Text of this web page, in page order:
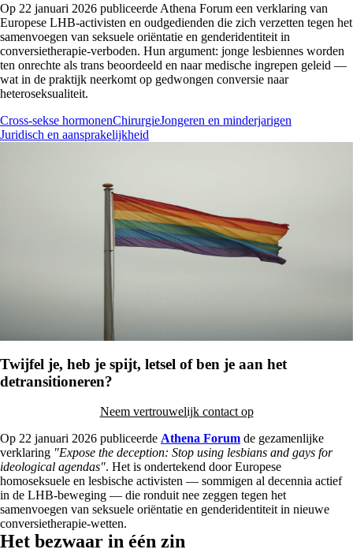
Op 22 januari 2026 publiceerde Athena Forum een verklaring van
Europese LHB-activisten en oudgedienden die zich verzetten tegen het
samenvoegen van seksuele oriëntatie en genderidentiteit in
conversietherapie-verboden. Hun argument: jonge lesbiennes worden
ten onrechte als trans beoordeeld en naar medische ingrepen geleid —
wat in de praktijk neerkomt op gedwongen conversie naar
heteroseksualiteit.
Cross-sekse hormonenChirurgieJongeren en minderjarigen
Juridisch en aansprakelijkheid
Twijfel je, heb je spijt, letsel of ben je aan het
detransitioneren?
Neem vertrouwelijk contact op
Op 22 januari 2026 publiceerde Athena Forum de gezamenlijke
verklaring "Expose the deception: Stop using lesbians and gays for
ideological agendas". Het is ondertekend door Europese
homoseksuele en lesbische activisten — sommigen al decennia actief
in de LHB-beweging — die ronduit nee zeggen tegen het
samenvoegen van seksuele oriëntatie en genderidentiteit in nieuwe
conversietherapie-wetten.
Het bezwaar in één zin